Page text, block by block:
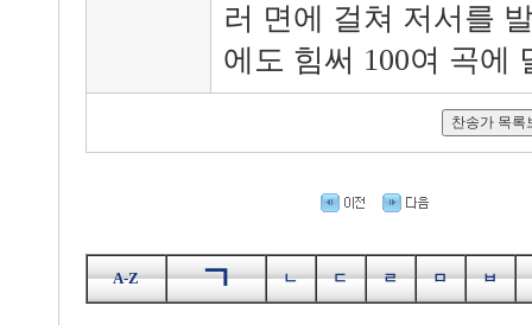
러 면에 걸쳐 저서를
에도 힘써 100여 곡에
A-Z ㄱ ㄴ ㄷ ㄹ ㅁ ㅂ